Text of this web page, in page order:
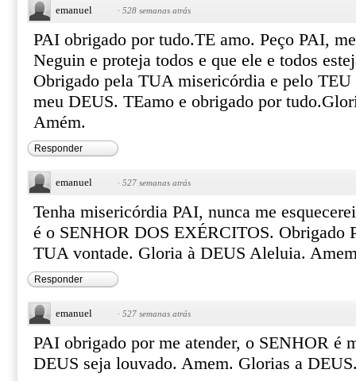
emanuel · 528 semanas atrás
PAI obrigado por tudo.TE amo. Peço PAI,
Neguin e proteja todos e que ele e todos
Obrigado pela TUA misericórdia e pelo
meu DEUS. TEamo e obrigado por
Amém.
Responder
emanuel · 527 semanas atrás
Tenha misericórdia PAI, nunca me
é o SENHOR DOS EXÉRCITOS. Obrigado
TUA vontade. Gloria à DEUS Aleluia.
Responder
emanuel · 527 semanas atrás
PAI obrigado por me atender, o SENHOR é
DEUS seja louvado. Amem. Glorias a